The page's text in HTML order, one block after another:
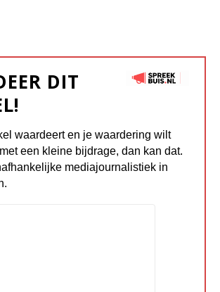
DIT
waardeert en je waardering wilt
een kleine bijdrage, dan kan dat.
mediajournalistiek in